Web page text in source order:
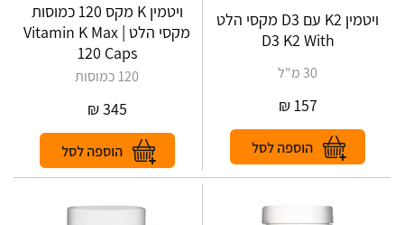
ויטמין K2 עם D3 מקסי הלט
D3 K2 With
30 מ"ל
157
₪
ויטמין K מקס 120 כמוסות
מקסי הלט | Vitamin K Max
120 Caps
120 כמוסות
345
₪